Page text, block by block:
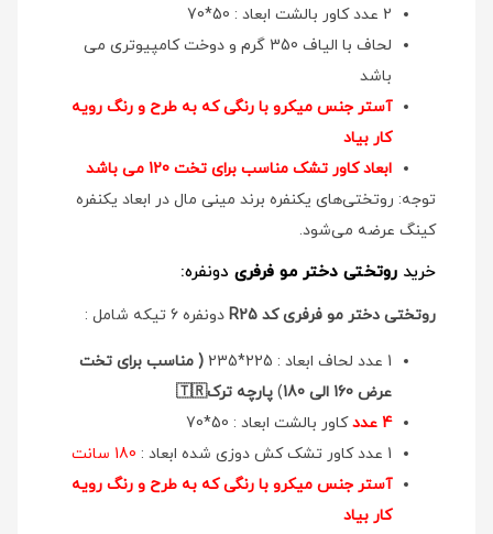
2 عدد کاور بالشت ابعاد : 50*70
لحاف با الیاف 350 گرم و دوخت کامپیوتری می
باشد
آستر جنس میکرو با رنگی که به طرح و رنگ رویه
کار بیاد
ابعاد کاور تشک مناسب برای تخت 120 می باشد
توجه: روتختی‌های یکنفره برند مینی مال در ابعاد یکنفره
کینگ عرضه می‌شود.
خرید روتختی دختر مو فرفری دونفره:
روتختی دختر مو فرفری کد R25 دونفره 6 تیکه شامل :
1 عدد لحاف ابعاد : 225*235
( مناسب برای تخت
عرض 160 الی 180
) پارچه ترک🇹🇷
4 عدد
کاور بالشت ابعاد : 50*70
1 عدد کاور تشک کش دوزی شده ابعاد :
آستر جنس میکرو با رنگی که به طرح و رنگ رویه
کار بیاد